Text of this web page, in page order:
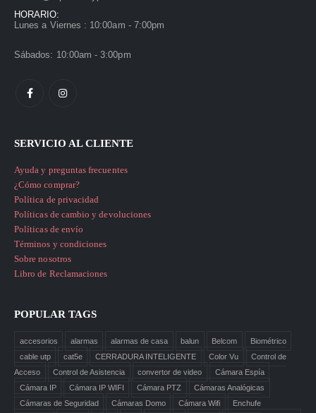
HORARIO:
Lunes a Viernes : 10:00am - 7:00pm
Sábados: 10:00am - 3:00pm
SERVICIO AL CLIENTE
Ayuda y preguntas frecuentes
¿Cómo comprar?
Política de privacidad
Políticas de cambio y devoluciones
Políticas de envío
Términos y condiciones
Sobre nosotros
Libro de Reclamaciones
POPULAR TAGS
accesorios alarmas alarmas de casa balun Belcom
Biométrico
cable utp
cat5e CERRADURA INTELIGENTE Color Vu
Control de
Acceso
Control de Asistencia convertor de video
Cámara Espía
Cámara IP
Cámara IP WIFI Cámara PTZ
Cámaras Analógicas
Cámaras de Seguridad
Cámaras Domo Cámara Wifi Enchufe